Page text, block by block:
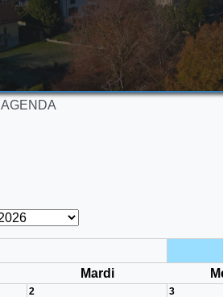
AGENDA
Mardi
2 3